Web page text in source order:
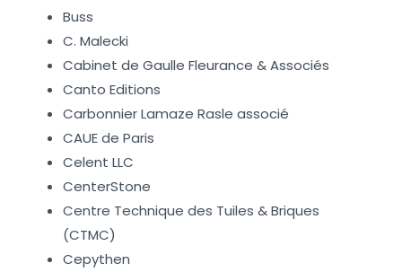
Buss
C. Malecki
Cabinet de Gaulle Fleurance & Associés
Canto Editions
Carbonnier Lamaze Rasle associé
CAUE de Paris
Celent LLC
CenterStone
Centre Technique des Tuiles & Briques
(CTMC)
Cepythen